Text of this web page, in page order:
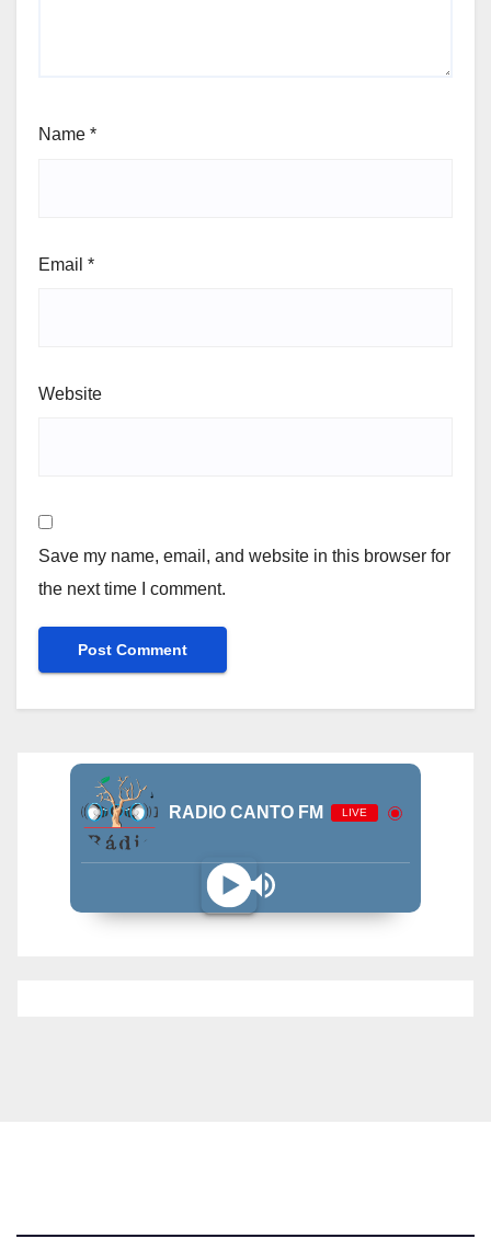
Name *
Email *
Website
Save my name, email, and website in this browser for
the next time I comment.
RADIO CANTO FM LIVE